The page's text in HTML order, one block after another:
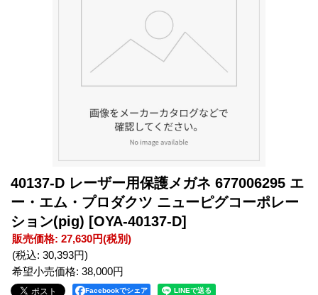
40137-D レーザー用保護メガネ 677006295 エ
ー・エム・プロダクツ ニューピグコーポレー
ション(pig) [OYA-40137-D]
販売価格: 27,630円(税別)
(税込: 30,393円)
希望小売価格: 38,000円
Facebookでシェア